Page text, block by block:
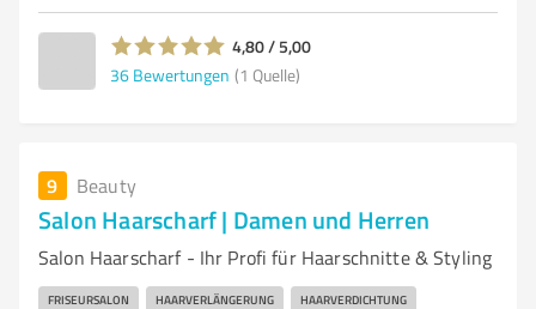
4,80 / 5,00
36 Bewertungen (1 Quelle)
9 Beauty
Salon Haarscharf | Damen und Herren
Salon Haarscharf - Ihr Profi für Haarschnitte & Styling
FRISEURSALON HAARVERLÄNGERUNG HAARVERDICHTUNG